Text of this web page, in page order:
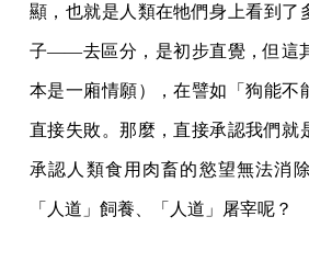
顯，也就是人類在牠們身上看到了
子——去區分，是初步直覺，但這
本是一廂情願），在譬如「狗能不
直接失敗。那麼，直接承認我們就
承認人類食用肉畜的慾望無法消
「人道」飼養、「人道」屠宰呢？